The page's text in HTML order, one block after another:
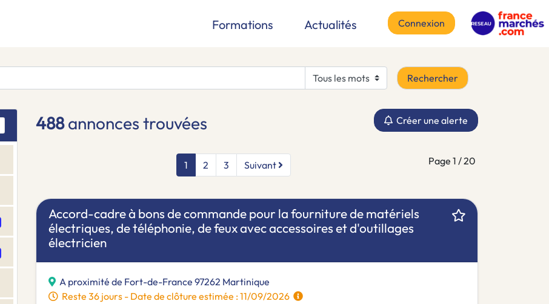
Formations Actualités Connexion
Rechercher
488annonces trouvées Créer une alerte
1 2 3 Suivant Page 1 / 20
Accord-cadre à bons de commande pour la fourniture de matériels
électriques, de téléphonie, de feux avec accessoires et d'outillages
électricien
A proximité de Fort-de-France 97262 Martinique
Reste 36 jours - Date de clôture estimée : 11/09/2026